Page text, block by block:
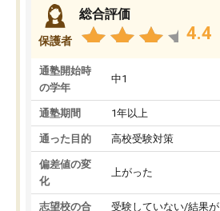
保護者
総合評価
4.4
通塾開始時
の学年
中1
通塾期間 1年以上
通った目的 高校受験対策
偏差値の変
化
上がった
志望校の合
受験していない/結果が